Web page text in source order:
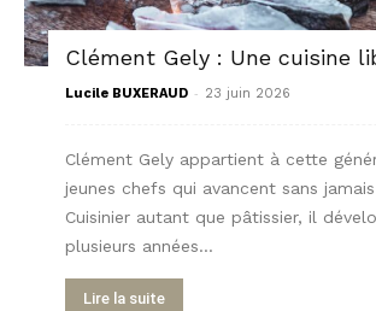
Clément Gely : Une cuisine
Lucile BUXERAUD - 23 juin 2026
Clément Gely appartient à cette
jeunes chefs qui avancent sans
Cuisinier autant que pâtissier, il
plusieurs années...
Lire la suite